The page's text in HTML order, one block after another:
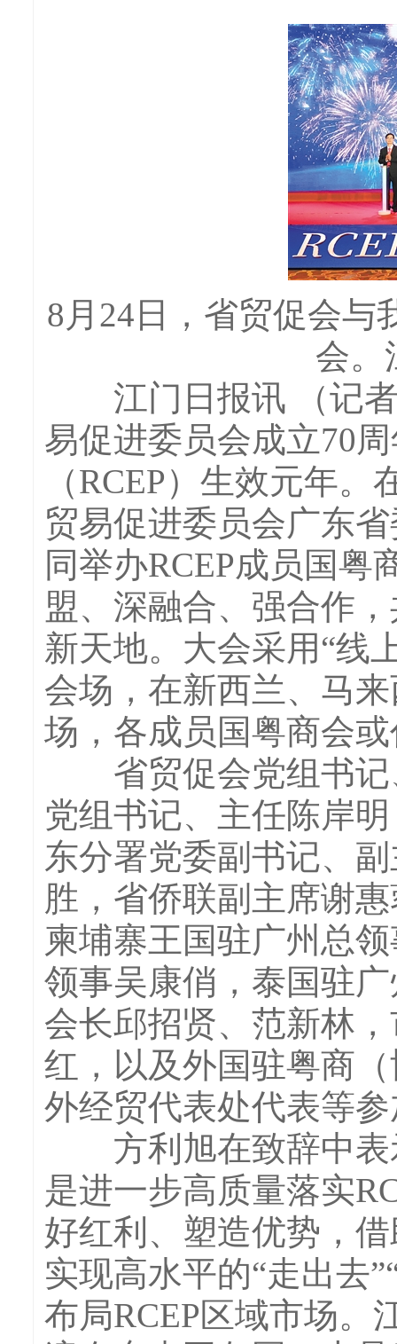
8月24日，省贸促会与
会。
江门日报讯 （记者/
易促进委员会成立70
（RCEP）生效元年
贸易促进委员会广东
同举办RCEP成员国
盟、深融合、强合作
新天地。大会采用“线
会场，在新西兰、马
场，各成员国粤商会
省贸促会党组书记
党组书记、主任陈岸
东分署党委副书记、
胜，省侨联副主席谢
柬埔寨王国驻广州总
领事吴康俏，泰国驻
会长邱招贤、范新林
红，以及外国驻粤商
外经贸代表处代表等
方利旭在致辞中表
是进一步高质量落实
好红利、塑造优势，
实现高水平的“走出去
布局RCEP区域市场。